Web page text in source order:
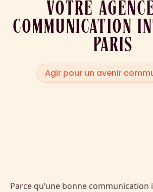
VOTRE
COMMUNICATION
PARIS
Agir pour un avenir
Parce qu’une bonne communication